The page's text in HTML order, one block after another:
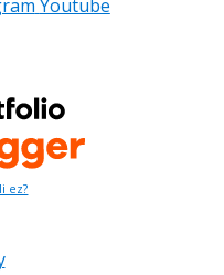
Youtube
ez?